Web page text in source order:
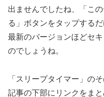
出ませんでしたね、「こ
る」ボタンをタップする
最新のバージョンほどセ
のでしょうね。
「スリープタイマー」の
記事の下部にリンクをまと